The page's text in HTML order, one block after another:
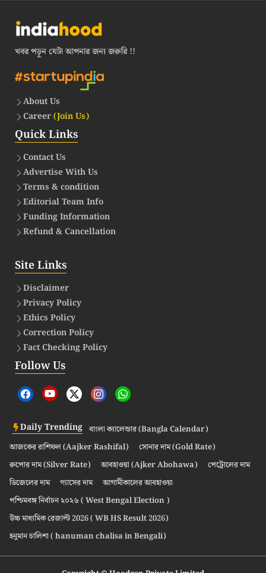
খবর পড়ুন যেটা আপনার জন্য জরুরি !!
About Us
Career(Join Us)
Quick Links
Contact Us
Advertise With Us
Terms & condition
Editorial Team Info
Funding Information
Refund & Cancellation
Site Links
Disclaimer
Privacy Policy
Ethics Policy
Correction Policy
Fact Checking Policy
Follow Us
Daily Trending বাংলা ক্যালেন্ডার (Bangla Calendar)
আজকের রাশিফল (Aajker Rashifal)
সোনার দাম (Gold Rate)
রুপোর দাম (Silver Rate)
আবহাওয়া (Ajker Abohawa)
পেট্রোলের দাম
ডিজেলের দাম
গ্যাসের দাম
আগামীকালের আবহাওয়া
পশ্চিমবঙ্গ নির্বাচন ২০২৬ ( West Bengal Election )
উচ্চ মাধ্যমিক রেজাল্ট 2026 ( WB HS Result 2026)
হনুমান চালিশা ( hanuman chalisa in Bengali)